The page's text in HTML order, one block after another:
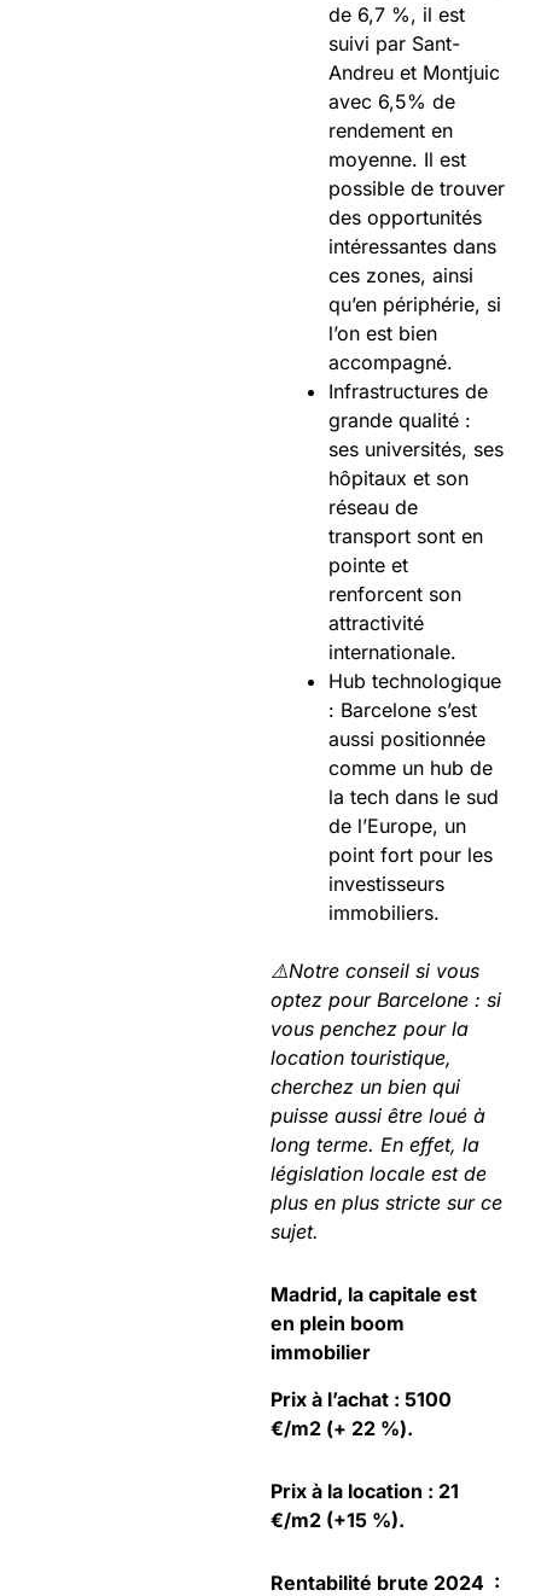
de 6,7 %, il est
suivi par Sant-
Andreu et Montjuic
avec 6,5% de
rendement en
moyenne. Il est
possible de trouver
des opportunités
intéressantes dans
ces zones, ainsi
qu’en périphérie, si
l’on est bien
accompagné.
Infrastructures de
grande qualité :
ses universités, ses
hôpitaux et son
réseau de
transport sont en
pointe et
renforcent son
attractivité
internationale.
Hub technologique
: Barcelone s’est
aussi positionnée
comme un hub de
la tech dans le sud
de l’Europe, un
point fort pour les
investisseurs
immobiliers.
⚠️Notre conseil si vous
optez pour Barcelone : si
vous penchez pour la
location touristique,
cherchez un bien qui
puisse aussi être loué à
long terme. En effet, la
législation locale est de
plus en plus stricte sur ce
sujet.
Madrid, la capitale est
en plein boom
immobilier
Prix à l’achat : 5100
€/m2 (+ 22 %).
Prix à la location : 21
€/m2 (+15 %).
Rentabilité brute 2024 :